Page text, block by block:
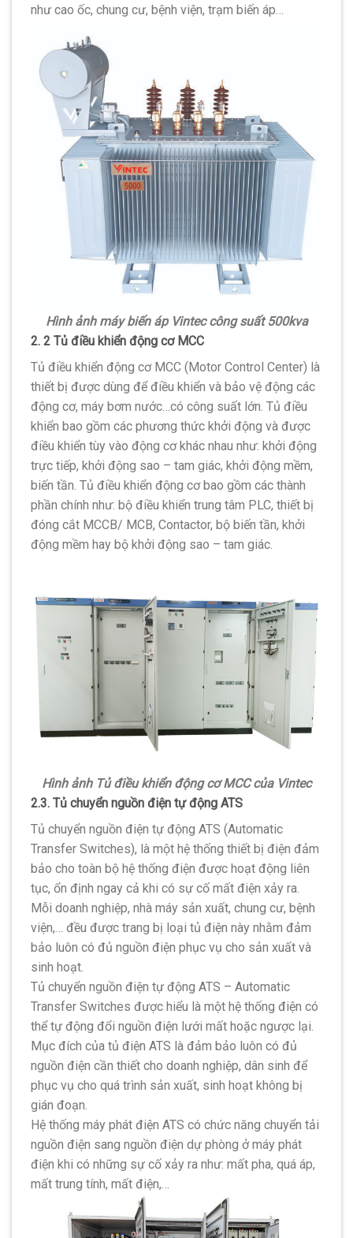
như cao ốc, chung cư, bệnh viện, trạm biến áp…
Hình ảnh máy biến áp Vintec công suất 500kva
2. 2 Tủ điều khiển động cơ MCC
Tủ điều khiển động cơ MCC (Motor Control Center) là
thiết bị được dùng để điều khiển và bảo vệ động các
động cơ, máy bơm nước…có công suất lớn. Tủ điều
khiển bao gồm các phương thức khởi động và được
điều khiển tùy vào động cơ khác nhau như: khởi động
trực tiếp, khởi động sao – tam giác, khởi động mềm,
biến tần. Tủ điều khiển động cơ bao gồm các thành
phần chính như: bộ điều khiển trung tâm PLC, thiết bị
đóng cắt MCCB/ MCB, Contactor, bộ biến tần, khởi
động mềm hay bộ khởi động sao – tam giác.
Hình ảnh Tủ điều khiển động cơ MCC của Vintec
2.3. Tủ chuyển nguồn điện tự động ATS
Tủ chuyển nguồn điện tự động ATS (Automatic
Transfer Switches), là một hệ thống thiết bị điện đảm
bảo cho toàn bộ hệ thống điện được hoạt động liên
tục, ổn định ngay cả khi có sự cố mất điện xảy ra.
Mỗi doanh nghiệp, nhà máy sản xuất, chung cư, bệnh
viện,… đều được trang bị loại tủ điện này nhằm đảm
bảo luôn có đủ nguồn điện phục vụ cho sản xuất và
sinh hoạt.
Tủ chuyển nguồn điện tự động ATS – Automatic
Transfer Switches được hiểu là một hệ thống điện có
thể tự động đổi nguồn điện lưới mất hoặc ngược lại.
Mục đích của tủ điện ATS là đảm bảo luôn có đủ
nguồn điện cần thiết cho doanh nghiệp, dân sinh để
phục vụ cho quá trình sản xuất, sinh hoạt không bị
gián đoạn.
Hệ thống máy phát điện ATS có chức năng chuyển tải
nguồn điện sang nguồn điện dự phòng ở máy phát
điện khi có những sự cố xảy ra như: mất pha, quá áp,
mất trung tính, mất điện,…